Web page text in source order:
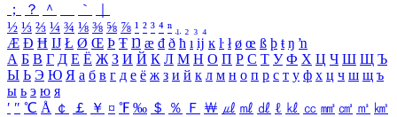
；
？ ＾ ｀
½ ⅓ ⅔ ¼ ¾ ⅛ ⅜ ⅝ ⅞ ¹ ² ³ ⁴ ⁿ ₁ ₂ ₃ ₄
Æ Ð Ħ Ĳ Ł Ø Œ Þ Ŧ Ŋ æ đ ð ħ ı ĳ ĸ ŀ ł ø œ ß þ ŧ ŋ ŉ
А Б В Г Д Е Ё Ж З И Й К Л М Н О П Р С Т У Ф Х Ц Ч Ш Щ Ъ
Ы Ь Э Ю Я а б в г д е ё ж з и й к л м н о п р с т у ф х ц ч ш щ ъ
ы ь э ю я
′ ″ ℃ Å ￠ ￡ ￥ ¤ ℉ ‰ ＄ ％ Ｆ ￦ ㎕ ㎖ ㎗ ℓ ㎘ ㏄ ㎣ ㎤ ㎥ ㎦